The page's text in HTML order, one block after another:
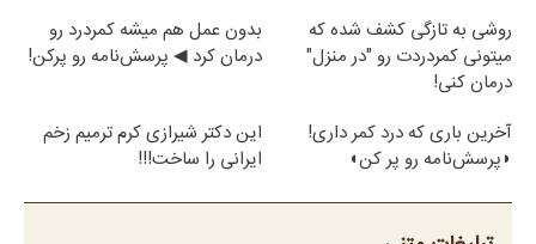
روشی به تازگی کشف شده که
میتونی کمردردت رو "در منزل"
درمان کنی!
بدون عمل هم میشه کمردرد رو
درمان کرد ◀ پرسش‎‌نامه رو پرکن!
آخرین باری که درد کمر داری!
◗پرسش‌نامه رو پر کن◖
این دکتر شیرازی کرم ترمیم زخم
ایرانی را ساخت!!!